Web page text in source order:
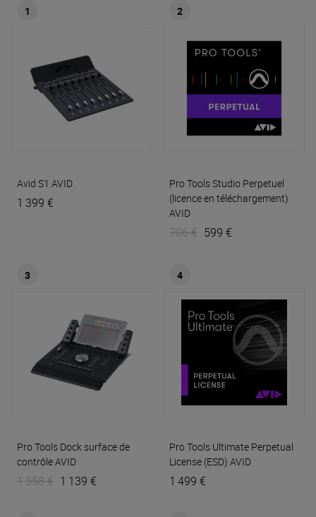
1
Avid S1 AVID
1 399 €
2
Pro Tools Studio Perpetuel
(licence en téléchargement)
AVID
706 € 599 €
3
Pro Tools Dock surface de
contrôleAVID
1 558 € 1 139 €
4
Pro Tools Ultimate Perpetual
License (ESD) AVID
1 499 €